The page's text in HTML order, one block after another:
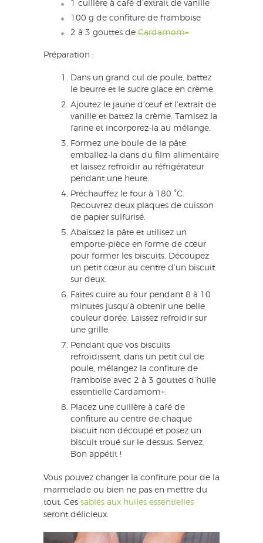
1 cuillère à café d’extrait de vanille
100 g de confiture de framboise
2 à 3 gouttes de Cardamom+
Préparation :
Dans un grand cul de poule, battez
le beurre et le sucre glace en crème.
Ajoutez le jaune d’œuf et l’extrait de
vanille et battez la crème. Tamisez la
farine et incorporez-la au mélange.
Formez une boule de la pâte,
emballez-la dans du film alimentaire
et laissez refroidir au réfrigérateur
pendant une heure.
Préchauffez le four à 180 °C.
Recouvrez deux plaques de cuisson
de papier sulfurisé.
Abaissez la pâte et utilisez un
emporte-pièce en forme de cœur
pour former les biscuits. Découpez
un petit cœur au centre d’un biscuit
sur deux.
Faites cuire au four pendant 8 à 10
minutes jusqu’à obtenir une belle
couleur dorée. Laissez refroidir sur
une grille.
Pendant que vos biscuits
refroidissent, dans un petit cul de
poule, mélangez la confiture de
framboise avec 2 à 3 gouttes d’huile
essentielle Cardamom+.
Placez une cuillère à café de
confiture au centre de chaque
biscuit non découpé et posez un
biscuit troué sur le dessus. Servez.
Bon appétit !
Vous pouvez changer la confiture pour de la
marmelade ou bien ne pas en mettre du
tout. Ces sablés aux huiles essentielles
seront délicieux.